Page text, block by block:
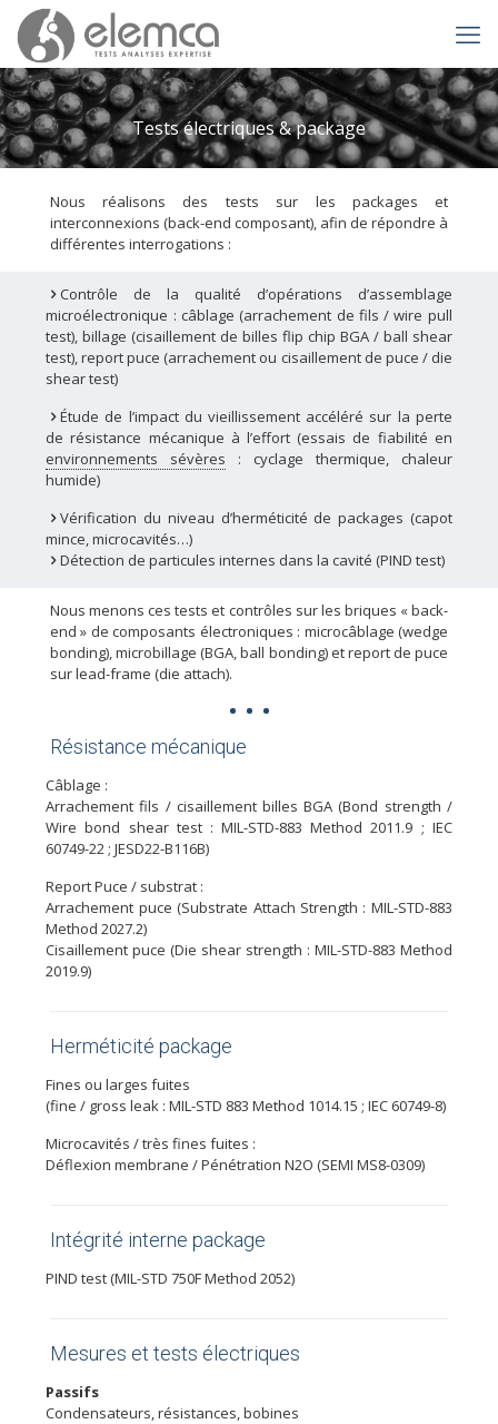
Tests électriques & package
Nous réalisons des tests sur les packages et
interconnexions (back-end composant), afin de répondre à
différentes interrogations :
Contrôle de la qualité d’opérations d’assemblage
microélectronique : câblage (arrachement de fils / wire pull
test), billage (cisaillement de billes flip chip BGA / ball shear
test), report puce (arrachement ou cisaillement de puce / die
shear test)
Étude de l’impact du vieillissement accéléré sur la perte
de résistance mécanique à l’effort (essais de fiabilité en
environnements sévères : cyclage thermique, chaleur
humide)
Vérification du niveau d’herméticité de packages (capot
mince, microcavités…)
Détection de particules internes dans la cavité (PIND test)
Nous menons ces tests et contrôles sur les briques « back-
end » de composants électroniques : microcâblage (wedge
bonding), microbillage (BGA, ball bonding) et report de puce
sur lead-frame (die attach).
Résistance mécanique
Câblage :
Arrachement fils / cisaillement billes BGA (Bond strength /
Wire bond shear test : MIL-STD-883 Method 2011.9 ; IEC
60749-22 ; JESD22-B116B)
Report Puce / substrat :
Arrachement puce (Substrate Attach Strength : MIL-STD-883
Method 2027.2)
Cisaillement puce (Die shear strength : MIL-STD-883 Method
2019.9)
Herméticité package
Fines ou larges fuites
(fine / gross leak : MIL-STD 883 Method 1014.15 ; IEC 60749-8)
Microcavités / très fines fuites :
Déflexion membrane / Pénétration N2O (SEMI MS8-0309)
Intégrité interne package
PIND test (MIL-STD 750F Method 2052)
Mesures et tests électriques
Passifs
Condensateurs, résistances, bobines